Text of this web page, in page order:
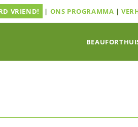
VRIEND! | ONS PROGRAMMA |